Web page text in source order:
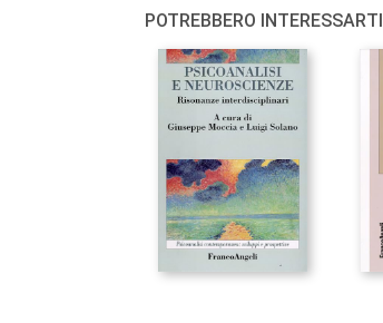
POTREBBERO